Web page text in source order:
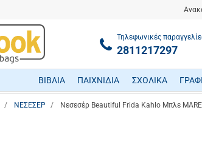
Τηλεφωνικές
2811217297
ΒΙΒΛΙΑ ΠΑΙΧΝΙΔΙΑ ΣΧΟΛΙΚΑ
ΝΕΣΕΣΕΡ Νεσεσέρ Beautiful Frida Kahlo Μπλε